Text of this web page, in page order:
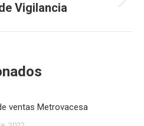
Next
Vigilancia
ventas Metrovacesa